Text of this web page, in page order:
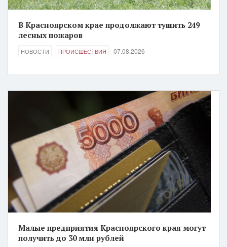
В Красноярском крае продолжают тушить 249
лесных пожаров
НОВОСТИ ПРОИСШЕСТВИЯ 07.08.2026
Малые предприятия Красноярского края могут
получить до 30 млн рублей